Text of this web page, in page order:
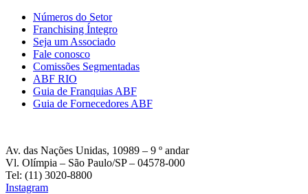
Números do Setor
Franchising Íntegro
Seja um Associado
Fale conosco
Comissões Segmentadas
ABF RIO
Guia de Franquias ABF
Guia de Fornecedores ABF
Av. das Nações Unidas, 10989 – 9 º andar
Vl. Olímpia – São Paulo/SP – 04578-000
Tel: (11) 3020-8800
Instagram